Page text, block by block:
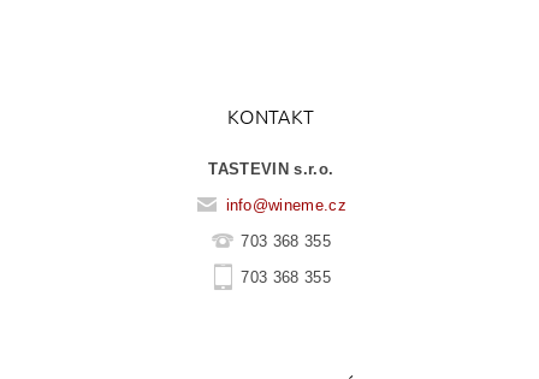
KONTAKT
TASTEVIN s.r.o.
info@wineme.cz
703 368 355
703 368 355